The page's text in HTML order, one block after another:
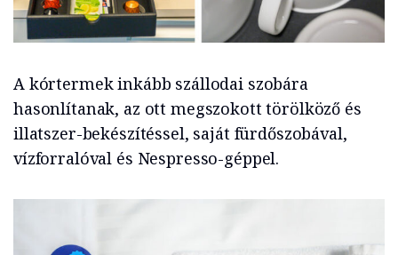
A kórtermek inkább szállodai szobára
hasonlítanak, az ott megszokott törölköző és
illatszer-bekészítéssel, saját fürdőszobával,
vízforralóval és Nespresso-géppel.